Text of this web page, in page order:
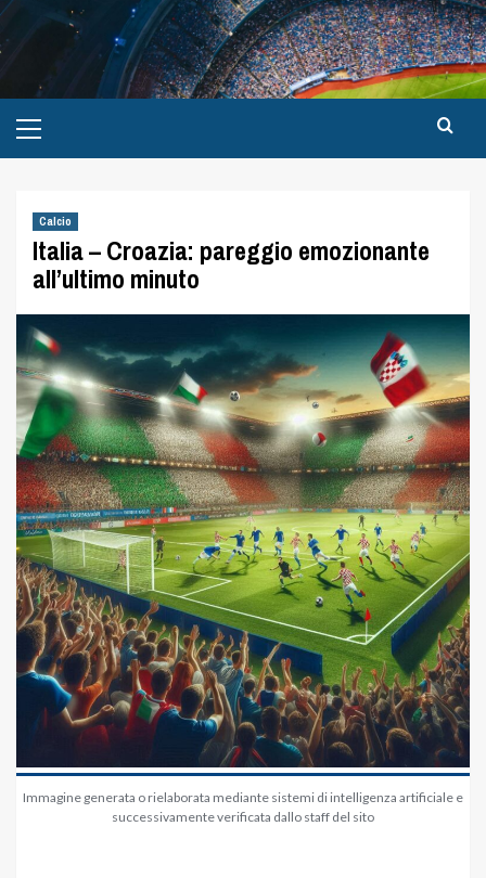
Calcio
Italia – Croazia: pareggio emozionante
all’ultimo minuto
Immagine generata o rielaborata mediante sistemi di intelligenza artificiale e
successivamente verificata dallo staff del sito